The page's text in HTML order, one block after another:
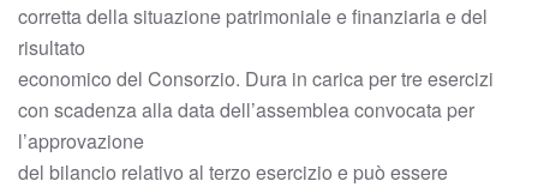
corretta della situazione patrimoniale e finanziaria e del
risultato
economico del Consorzio. Dura in carica per tre esercizi
con scadenza alla data dell’assemblea convocata per
l’approvazione
del bilancio relativo al terzo esercizio e può essere